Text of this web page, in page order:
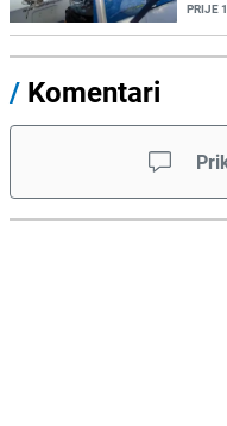
PRIJE
/ Komentari